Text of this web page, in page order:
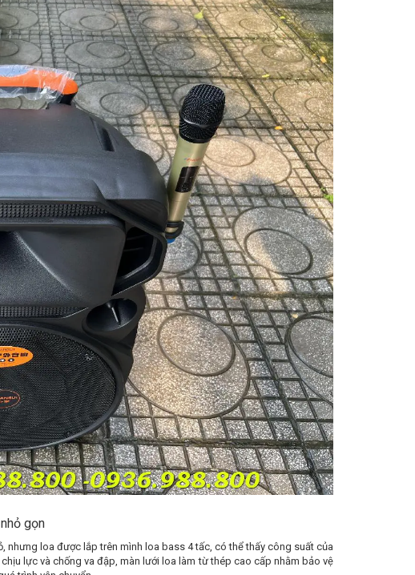
gọn
nhưng loa được lắp trên mình loa bass 4 tấc, có thể thấy công suất của
lực và chống va đập, màn lưới loa làm từ thép cao cấp nhằm bảo vệ